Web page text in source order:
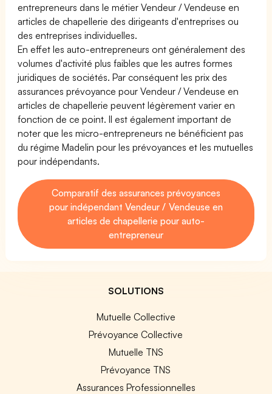
entrepreneurs dans le métier Vendeur / Vendeuse en
articles de chapellerie des dirigeants d'entreprises ou
des entreprises individuelles.
En effet les auto-entrepreneurs ont généralement des
volumes d'activité plus faibles que les autres formes
juridiques de sociétés. Par conséquent les prix des
assurances prévoyance pour Vendeur / Vendeuse en
articles de chapellerie peuvent légèrement varier en
fonction de ce point. Il est également important de
noter que les micro-entrepreneurs ne bénéficient pas
du régime Madelin pour les prévoyances et les mutuelles
pour indépendants.
Comparatif des assurances prévoyances
pour indépendant Vendeur / Vendeuse en
articles de chapellerie pour auto-
entrepreneur
SOLUTIONS
Mutuelle Collective
Prévoyance Collective
Mutuelle TNS
Prévoyance TNS
Assurances Professionnelles